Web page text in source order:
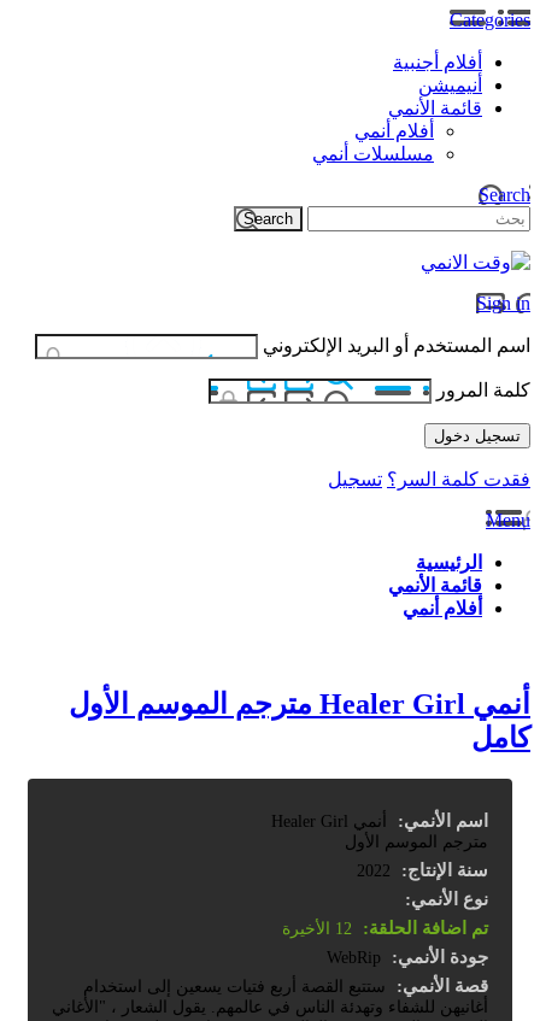
Categories
أفلام أجنبية
أنيميشن
قائمة الأنمي
أفلام أنمي
مسلسلات أنمي
Search
Sign in
اسم المستخدم أو البريد الإلكتروني
كلمة المرور
فقدت كلمة السر؟ تسجيل
Menu
الرئيسية
قائمة الأنمي
أفلام أنمي
أنمي Healer Girl مترجم الموسم الأول
كامل
اسم الأنمي:
أنمي Healer Girl
مترجم الموسم الأول
سنة الإنتاج: 2022
نوع الأنمي:
تم اضافة الحلقة:
12 الأخيرة
جودة الأنمي: WebRip
قصة الأنمي:
ستتبع القصة أربع فتيات يسعين إلى استخدام
أغانيهن للشفاء وتهدئة الناس في عالمهم. يقول الشعار ، "الأغاني